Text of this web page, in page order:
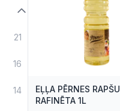
21
16
14
EĻĻA PĒRNES RAPŠU
RAFINĒTA 1L